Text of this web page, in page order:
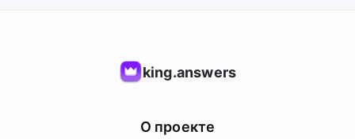
king.answers
О проекте